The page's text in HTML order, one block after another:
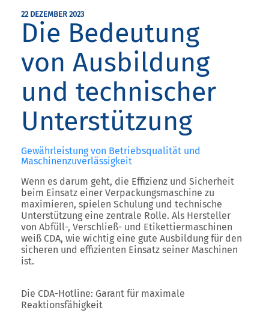
22 DEZEMBER 2023
Die Bedeutung
von Ausbildung
und technischer
Unterstützung
Gewährleistung von Betriebsqualität und
Maschinenzuverlässigkeit
Wenn es darum geht, die Effizienz und Sicherheit
beim Einsatz einer Verpackungsmaschine zu
maximieren, spielen Schulung und technische
Unterstützung eine zentrale Rolle. Als Hersteller
von Abfüll-, Verschließ- und Etikettiermaschinen
weiß CDA, wie wichtig eine gute Ausbildung für den
sicheren und effizienten Einsatz seiner Maschinen
ist.
Die CDA-Hotline: Garant für maximale
Reaktionsfähigkeit